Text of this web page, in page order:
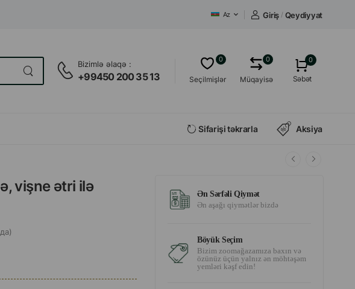
Az Giriş / Qeydiyyat
Bizimlə əlaqə :
+99450 200 35 13 Seçilmişlər
0
Müqayisə
0 0
Səbət
Sifarişi təkrarla Aksiya
vişne ətri ilə
Ən Sərfəli Qiymət
Ən aşağı qiymətlər bizdə
Böyük Seçim
Bizim zoomağazamıza baxın və
özünüz üçün yalnız ən möhtəşəm
yemləri kəşf edin!